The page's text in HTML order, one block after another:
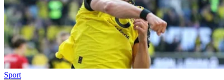
Sport